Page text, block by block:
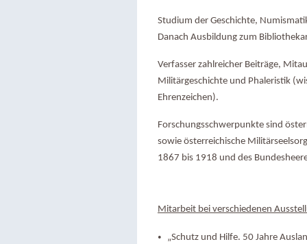
Studium der Geschichte,
Danach Ausbildung zum
Verfasser zahlreicher Beiträge,
Militärgeschichte und Phaleristik
Ehrenzeichen).
Forschungsschwerpunkte sind
sowie österreichische
1867 bis 1918 und des
Mitarbeit bei verschiedenen
„Schutz und Hilfe. 50 Jahre